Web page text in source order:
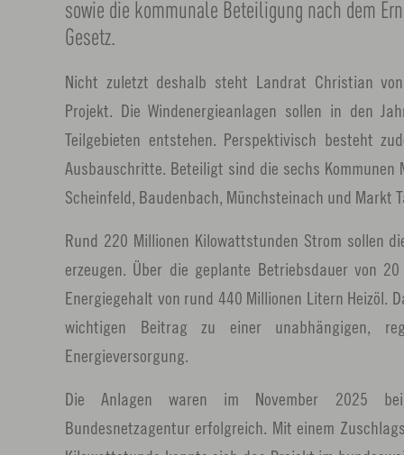
sowie die kommunale Beteiligung nach dem
Gesetz.
Nicht zuletzt deshalb steht Landrat Christian
Projekt. Die Windenergieanlagen sollen in den
Teilgebieten entstehen. Perspektivisch besteht
Ausbauschritte. Beteiligt sind die sechs Kommunen
Scheinfeld, Baudenbach, Münchsteinach und Markt
Rund 220 Millionen Kilowattstunden Strom sollen
erzeugen. Über die geplante Betriebsdauer von
Energiegehalt von rund 440 Millionen Litern Heizöl.
wichtigen Beitrag zu einer unabhängigen,
Energieversorgung.
Die Anlagen waren im November 2025
Bundesnetzagentur erfolgreich. Mit einem